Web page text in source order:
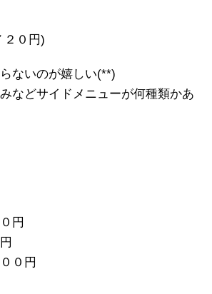
２０円)
ないのが嬉しい(**)
などサイドメニューが何種類かあ
円
０円